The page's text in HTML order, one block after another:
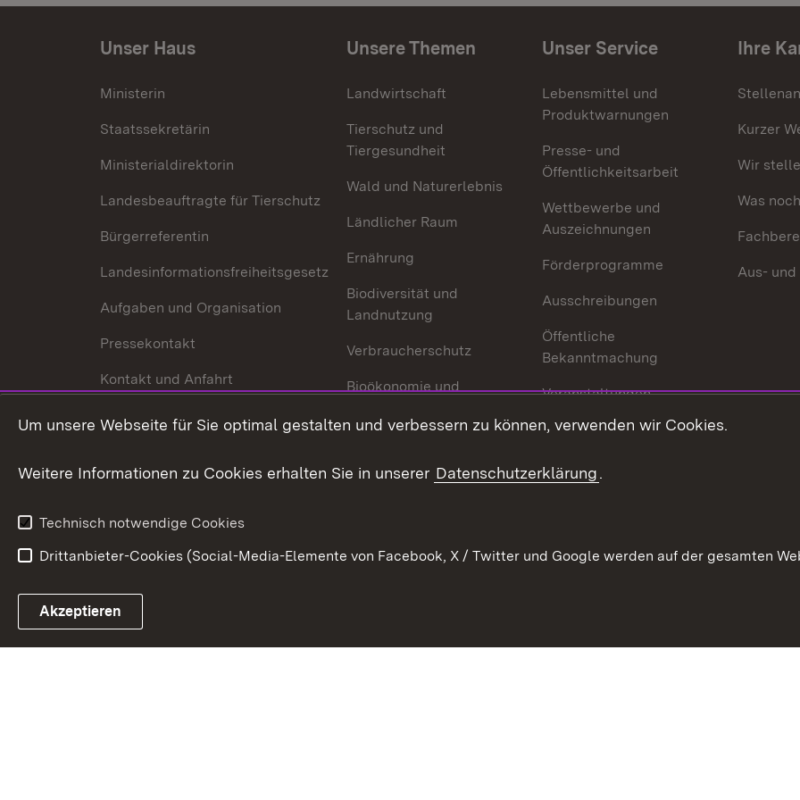
Unser Haus
Ministerin
Staatssekretärin
Ministerialdirektorin
Landesbeauftragte für Tierschutz
Bürgerreferentin
Landesinformationsfreiheitsgesetz
Aufgaben und Organisation
Pressekontakt
Kontakt und Anfahrt
Unsere Themen
Landwirtschaft
Tierschutz und
Tiergesundheit
Wald und Naturerlebnis
Ländlicher Raum
Ernährung
Biodiversität und
Landnutzung
Verbraucherschutz
Bioökonomie und
Unser Service
Lebensmittel und
Produktwarnungen
Presse- und
Öffentlichkeitsarbeit
Wettbewerbe und
Auszeichnungen
Förderprogramme
Ausschreibungen
Öffentliche
Bekanntmachung
Veranstaltungen
Mediathek
Publikationen
Ihre
Kurzer
Wir
Was
Aus-
Link zum Landesportal
Um unsere Webseite für Sie optimal gestalten und verbessern zu können, verwenden wir Cookies.
Weitere Informationen zu Cookies erhalten Sie in unserer Datenschutzerklärung.
Technisch notwendige Cookies
Drittanbieter-Cookies (Social-Media-Elemente von Facebook, X / Twitter und Google werden auf der gesamten
Akzeptieren